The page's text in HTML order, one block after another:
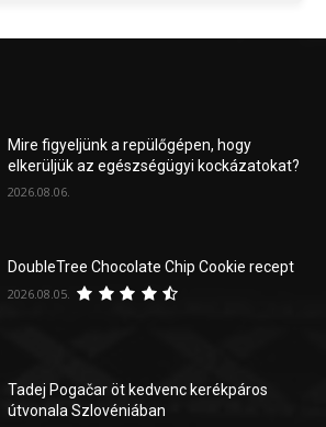
Mire figyeljünk a repülőgépen, hogy
elkerüljük az egészségügyi kockázatokat?
2026.08.06.
DoubleTree Chocolate Chip Cookie recept
2026.08.05.
Tadej Pogačar öt kedvenc kerékpáros
útvonala Szlovéniában